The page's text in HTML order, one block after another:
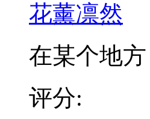
花薰凛然
在某个地
评分: